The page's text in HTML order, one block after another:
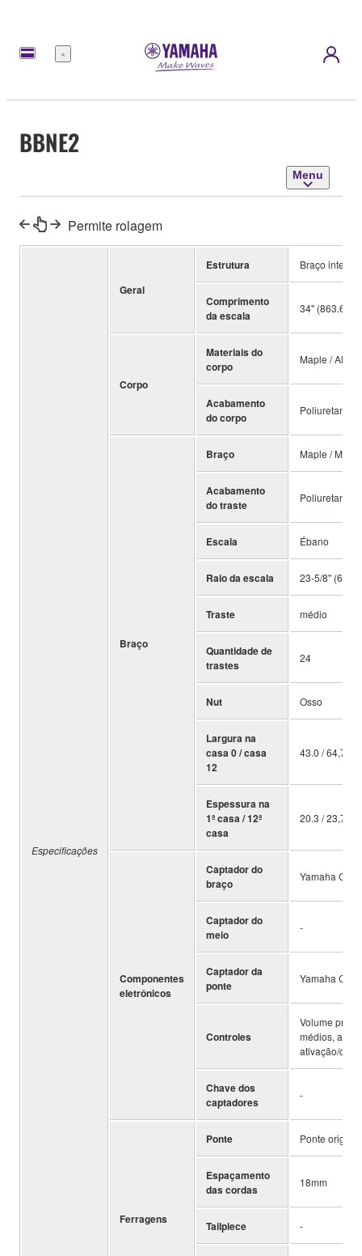
Menu
BBNE2
Menu
Permite rolagem
Especificações
Geral
Estrutura Braço inteiriço
Comprimento
da escala
34" (863.6
Corpo
Materiais do
corpo
Maple / Alder
Acabamento
do corpo
Poliuretano
Braço
Braço Maple /
Acabamento
do traste
Poliuretano
Escala Ébano
Raio da escala 23-5/8" (600
Traste médio
Quantidade de
trastes
24
Nut Osso
Largura na
casa 0 / casa
12
43.0 / 64,7
Espessura na
1ª casa / 12ª
casa
20.3 / 23,7
Componentes
eletrônicos
Captador do
braço
Yamaha
Captador do
meio
-
Captador da
ponte
Yamaha
Controles
Volume
médios,
ativação/
Chave dos
captadores
-
Ferragens
Ponte Ponte
Espaçamento
das cordas
18mm
Tailpiece -